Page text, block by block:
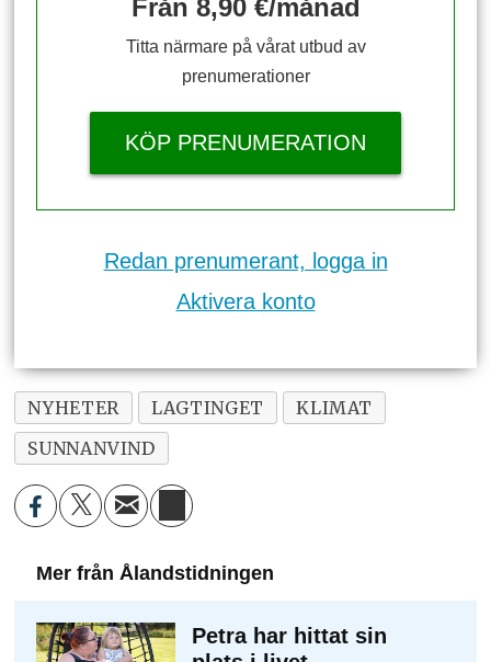
Från 8,90 €/månad
Titta närmare på vårat utbud av
prenumerationer
KÖP PRENUMERATION
Redan prenumerant, logga in
Aktivera konto
NYHETER LAGTINGET
KLIMAT
SUNNANVIND